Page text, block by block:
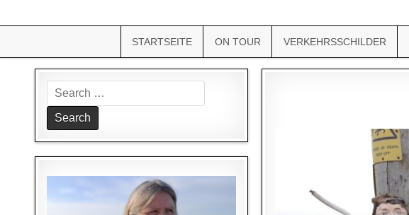
STARTSEITE ON TOUR VERKEHRSSCHILDER
Search
for: